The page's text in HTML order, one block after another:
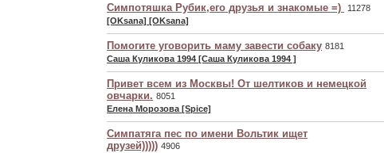
Симпотяшка Рубик,его друзья и знакомые =)
11278
[OKsana] [OKsana]
Помогите уговорить маму завести собаку 8181
Саша Куликова 1994 [Саша Куликова 1994 ]
Привет всем из Москвы! От шелтиков и немецкой
овчарки. 8051
Елена Морозова [Spice]
Симпатяга пес по имени Вольтик ищет
друзей))))) 4906